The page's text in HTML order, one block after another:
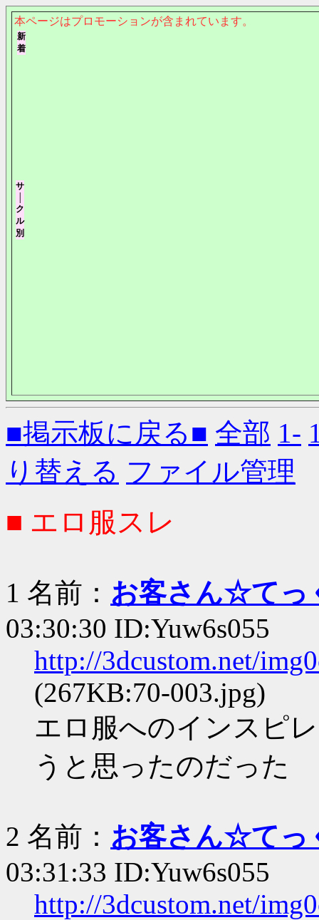
本ページはプロモーションが含まれています。
■掲示板に戻る■ 全部 1-
り替える ファイル管理
■ エロ服スレ
1 名前： お客さん☆てっ
03:30:30 ID:Yuw6s055
http://3dcustom.net/
(267KB:70-003.jpg)
エロ服へのインスピ
うと思ったのだった
2 名前： お客さん☆てっ
03:31:33 ID:Yuw6s055
http://3dcustom.net/